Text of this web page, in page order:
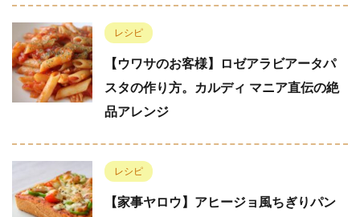
レシピ
【ウワサのお客様】ロゼアラビアータパ
スタの作り方。カルディ マニア直伝の絶
品アレンジ
レシピ
【家事ヤロウ】アヒージョ風ちぎりパン